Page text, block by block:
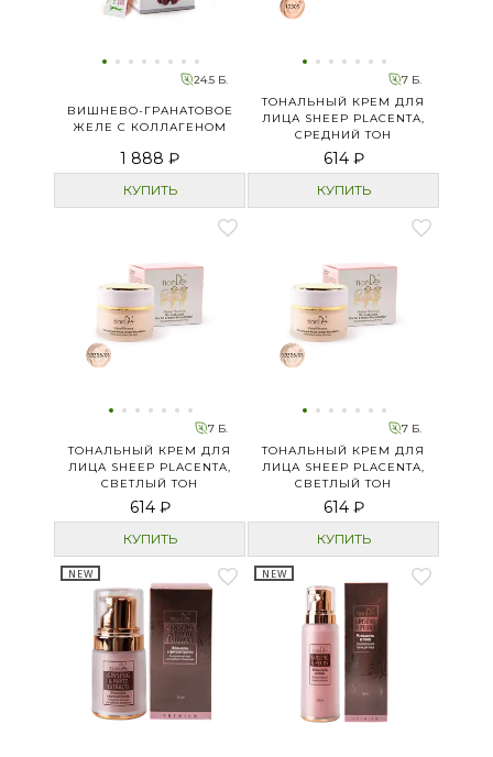
24.5 Б.
ВИШНЕВО-ГРАНАТОВОЕ
ЖЕЛЕ С КОЛЛАГЕНОМ
1 888 ₽
КУПИТЬ
7 Б.
ТОНАЛЬНЫЙ КРЕМ ДЛЯ
ЛИЦА SHEEP PLACENTA,
СРЕДНИЙ ТОН
614 ₽
КУПИТЬ
7 Б.
ТОНАЛЬНЫЙ КРЕМ ДЛЯ
ЛИЦА SHEEP PLACENTA,
СВЕТЛЫЙ ТОН
614 ₽
КУПИТЬ
7 Б.
ТОНАЛЬНЫЙ КРЕМ ДЛЯ
ЛИЦА SHEEP PLACENTA,
СВЕТЛЫЙ ТОН
614 ₽
КУПИТЬ
NEW NEW